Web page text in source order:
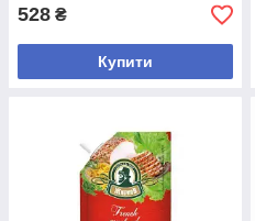
528 ₴
Купити